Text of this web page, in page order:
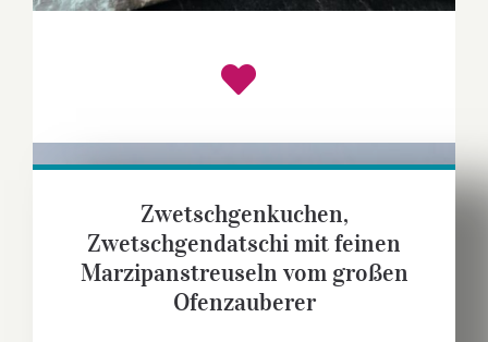
Zwetschgenkuchen,
Zwetschgendatschi mit feinen
Marzipanstreuseln vom großen
Ofenzauberer